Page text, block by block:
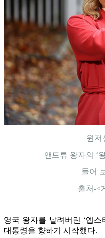
윈저
앤드류 왕자의 ‘
들어
출처-<
영국 왕자를 날려버린 ‘엡
대통령을 향하기 시작했다.